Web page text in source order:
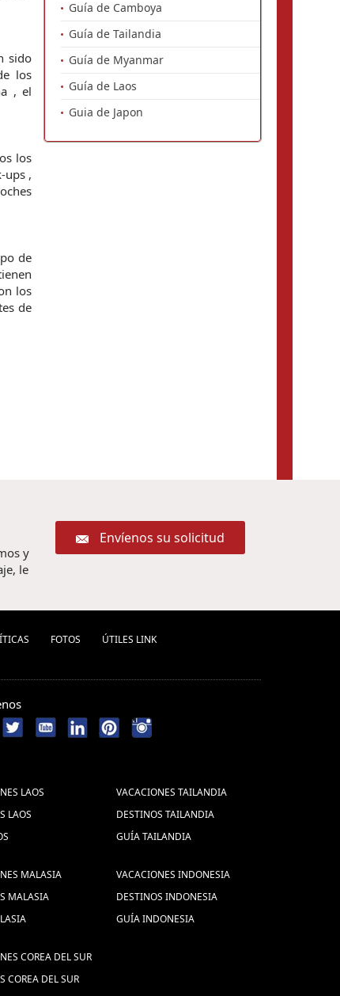
sido
los
, el
los
ups ,
de
los
de
Guía de Camboya
Guía de Tailandia
Guía de Myanmar
Guía de Laos
Guia de Japon
y
le
Envíenos su solicitud
FOTOS
ÚTILES LINK
LAOS
LAOS
VACACIONES TAILANDIA
DESTINOS TAILANDIA
GUÍA TAILANDIA
MALASIA
MALASIA
VACACIONES INDONESIA
DESTINOS INDONESIA
GUÍA INDONESIA
COREA DEL SUR
COREA DEL SUR